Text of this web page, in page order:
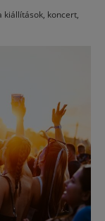
koncert,